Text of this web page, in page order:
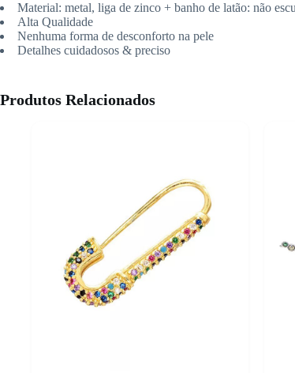
Material: metal, liga de zinco + banho de latão: não
Alta Qualidade
Nenhuma forma de desconforto na pele
Detalhes cuidadosos & preciso
Produtos Relacionados